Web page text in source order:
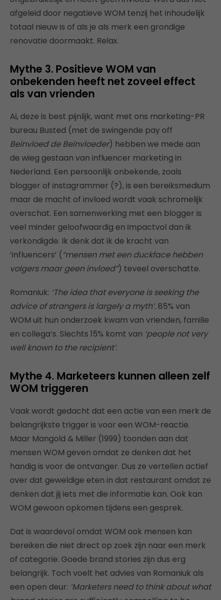
afgeleid door negatieve WOM tenzij het inhoudelijk
totaal nieuw is of als je als merk een grondige
renovatie doormaakt. Relax.
Mythe 3. Positieve WOM van
onbekenden heeft net zoveel effect
als van vrienden
Ai, deze is best pijnlijk, want met ons marketing-PR
bureau Busted (met de swingende pay off
Beïnvloed de Beïnvloeder) hebben we mede aan
de wieg gestaan van influencer marketing in
Nederland. Een persoonlijk onbekende, zoals
blogger of instagrammer (?), is een bereiksmedium
maar de macht of invloed wordt vaak schromelijk
overschat. Een samenwerking met een blogger is
veel minder geloofwaardig en impactvol dan ik
verkondigde. Ik denk dat ik de kracht van
‘influencers’ (“mensen met een duckface hebben
volgers maar geen invloed”) teveel overschatte.
Romaniuk: ‘The idea that everyone is seeking the
advice of strangers is largely a myth’. 85% van
WOM uit hun onderzoek kwam van vrienden, familie
en collega’s. Slechts 15% komt van ‘people not very
well known to the recipient’.
Mythe 4. Marketeers kunnen alleen zelf
WOM triggeren
Vaak wordt gedacht dat een actie van een merk de
belangrijkste trigger is voor een WOM-reactie.
Maar Mangold & Miller (1999) toonden aan dat
mensen WOM geven omdat ze denken dat het
handig is voor de ontvanger. Dus ze vertellen actief
over dat geweldige eten in dat restaurant omdat ze
denken dat jij iets met die informatie kan. Ook kan
WOM gewoon opkomen tijdens een gesprek.
Dat is waardevol omdat WOM ook mensen kan
bereiken die niet direct op zoek zijn naar een merk
of categorie. Goede brand stories zijn dus erg
belangrijk. Toch voelt het advies van Romaniuk als
een open deur: ‘Marketers need to think about what